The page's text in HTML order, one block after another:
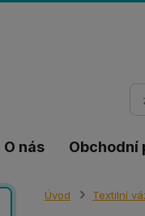
O nás Obchodní
Úvod Textilní